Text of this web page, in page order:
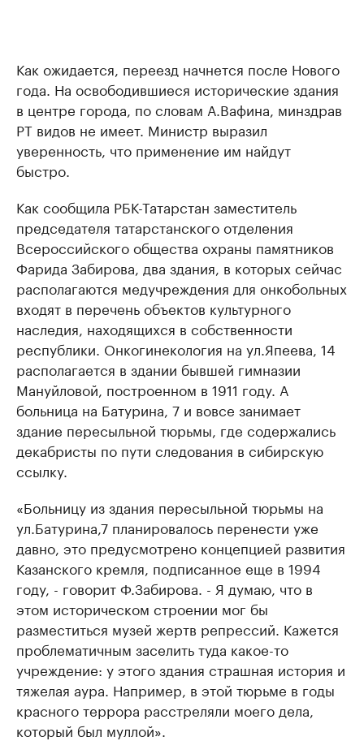
Как ожидается, переезд начнется после Нового
года. На освободившиеся исторические здания
в центре города, по словам А.Вафина, минздрав
РТ видов не имеет. Министр выразил
уверенность, что применение им найдут
быстро.
Как сообщила РБК-Татарстан заместитель
председателя татарстанского отделения
Всероссийского общества охраны памятников
Фарида Забирова, два здания, в которых сейчас
располагаются медучреждения для онкобольных
входят в перечень объектов культурного
наследия, находящихся в собственности
республики. Онкогинекология на ул.Япеева, 14
располагается в здании бывшей гимназии
Мануйловой, построенном в 1911 году. А
больница на Батурина, 7 и вовсе занимает
здание пересыльной тюрьмы, где содержались
декабристы по пути следования в сибирскую
ссылку.
«Больницу из здания пересыльной тюрьмы на
ул.Батурина,7 планировалось перенести уже
давно, это предусмотрено концепцией развития
Казанского кремля, подписанное еще в 1994
году, - говорит Ф.Забирова. - Я думаю, что в
этом историческом строении мог бы
разместиться музей жертв репрессий. Кажется
проблематичным заселить туда какое-то
учреждение: у этого здания страшная история и
тяжелая аура. Например, в этой тюрьме в годы
красного террора расстреляли моего дела,
который был муллой».